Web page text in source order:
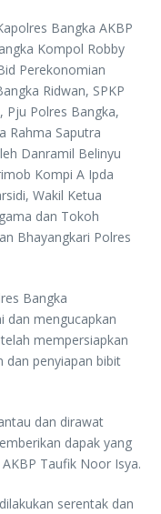
Bangka AKBP
Kompol Robby
Perekonomian
Ridwan, SPKP
Pju Polres Bangka,
Rahma Saputra
Danramil Belinyu
Kompi A Ipda
Wakil Ketua
dan Tokoh
Bhayangkari Polres
Bangka
dan mengucapkan
mempersiapkan
dan penyiapan bibit
dan dirawat
dapak yang
Taufik Noor Isya.
serentak dan